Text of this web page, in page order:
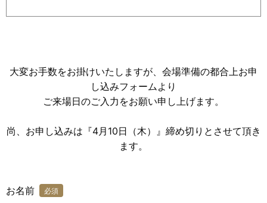
大変お手数をお掛けいたしますが、会場準備の都合上お申
し込みフォームより
ご来場日のご入力をお願い申し上げます。
尚、お申し込みは『4月10日（木）』締め切りとさせて頂き
ます。
お名前 必須